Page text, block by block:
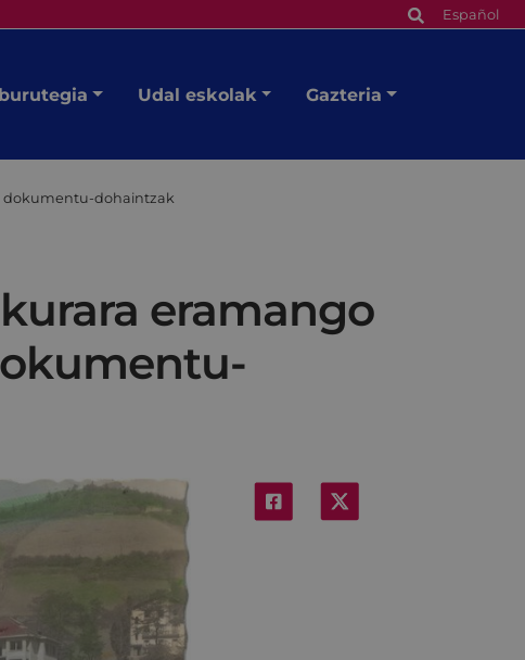
Español
Udal eskolak Gazteria
dokumentu-dohaintzak
eramango